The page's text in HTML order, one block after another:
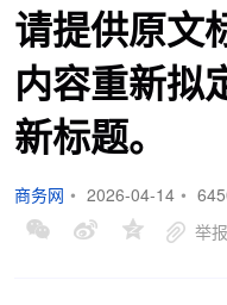
请提供原文
内容重新拟
新标题。
商务网 • 2026-04-14 •
举